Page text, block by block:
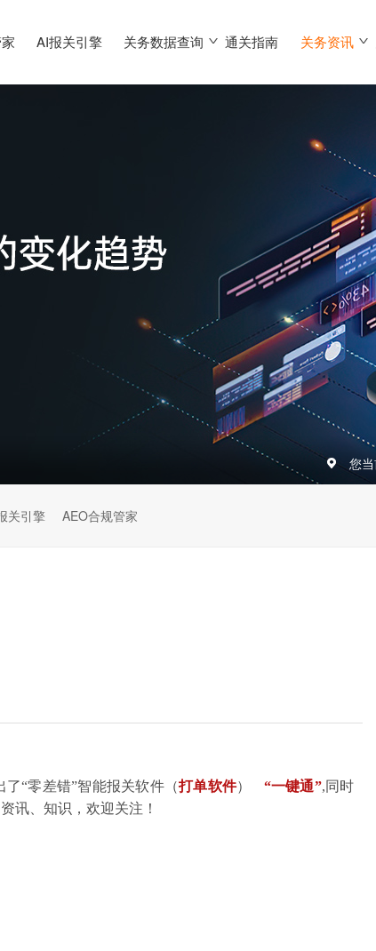
AI报关引擎 关务数据查询 通关指南 关务资讯
您
关引擎 AEO合规管家
了“零差错”智能报关软件（打单软件） “一键通”,同时
讯、知识，欢迎关注！